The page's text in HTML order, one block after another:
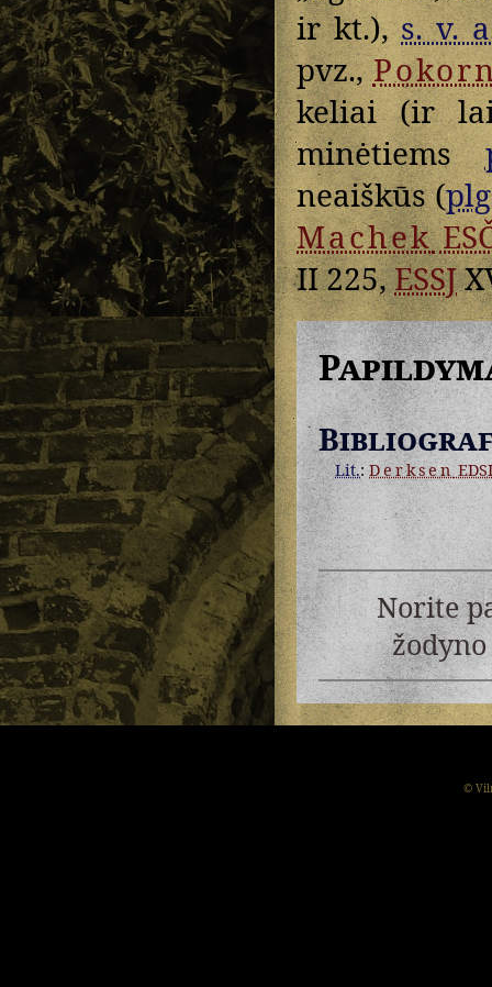
ir kt.),s. v.
pvz.,
keliai (ir
minėtiems
neaiškūs (
Machek
II 225,ESSJ
Lit.:Derksen
Norite
©